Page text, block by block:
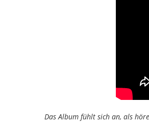
Das Album fühlt sich an, als